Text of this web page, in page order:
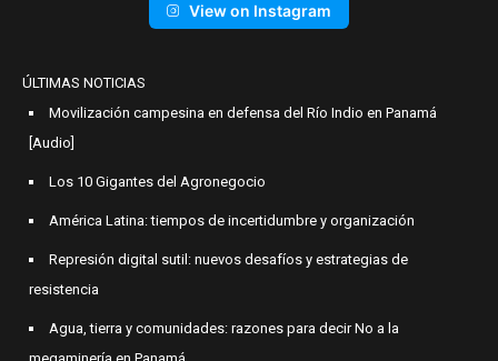
View on Instagram
ÚLTIMAS NOTICIAS
Movilización campesina en defensa del Río Indio en Panamá
[Audio]
Los 10 Gigantes del Agronegocio
América Latina: tiempos de incertidumbre y organización
Represión digital sutil: nuevos desafíos y estrategias de
resistencia
Agua, tierra y comunidades: razones para decir No a la